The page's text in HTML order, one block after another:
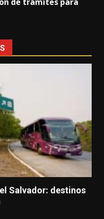
Salvador: destinos